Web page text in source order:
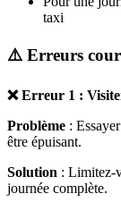
taxi
⚠️ Erreurs
❌ Erreur 1 :
Problème :
être épuisant.
Solution : Limitez-
journée complète.